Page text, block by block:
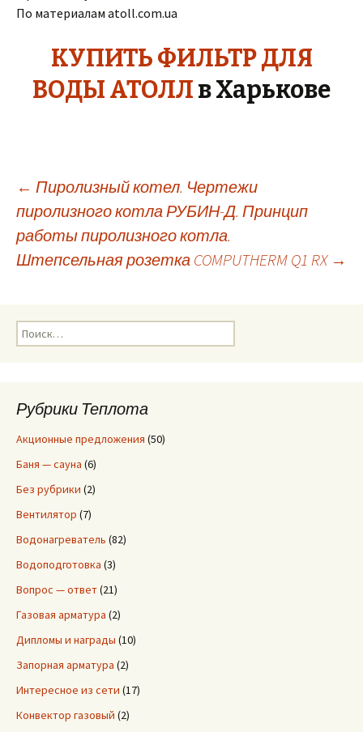
По материалам atoll.com.ua
КУПИТЬ ФИЛЬТР ДЛЯ
ВОДЫ АТОЛЛв Харькове
Навигация
по
записям
← Пиролизный котел. Чертежи
пиролизного котла РУБИН-Д. Принцип
работы пиролизного котла.
Штепсельная розетка COMPUTHERM Q1 RX →
Н
а
:Рубрики Теплота
Акционные предложения (50)
Баня — сауна (6)
Без рубрики (2)
Вентилятор (7)
Водонагреватель (82)
Водоподготовка (3)
Вопрос — ответ(21)
Газовая арматура (2)
Дипломы и награды (10)
Запорная арматура (2)
Интересное из сети (17)
Конвектор газовый (2)